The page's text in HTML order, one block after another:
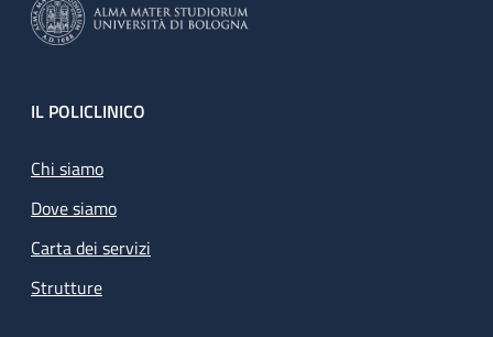
Footer
IL POLICLINICO
Chi siamo
Dove siamo
Carta dei servizi
Strutture